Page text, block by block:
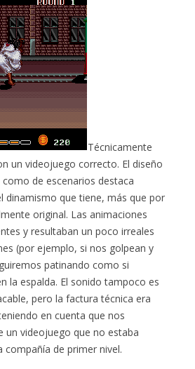
Técnicamente
un videojuego correcto. El diseño
de escenarios destaca
dinamismo que tiene, más que por
original. Las animaciones
y resultaban un poco irreales
(por ejemplo, si nos golpean y
patinando como si
la espalda. El sonido tampoco es
pero la factura técnica era
en cuenta que nos
un videojuego que no estaba
compañía de primer nivel.